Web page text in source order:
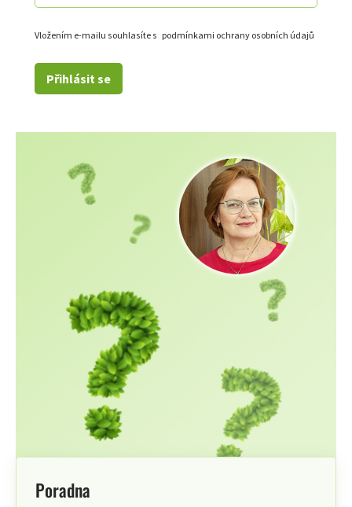
Vložením e-mailu souhlasíte s podmínkami ochrany osobních údajů
Přihlásit se
Poradna